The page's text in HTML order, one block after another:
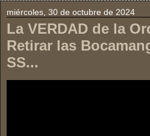
miércoles, 30 de octubre de 2024
La VERDAD de la
Retirar las
SS...